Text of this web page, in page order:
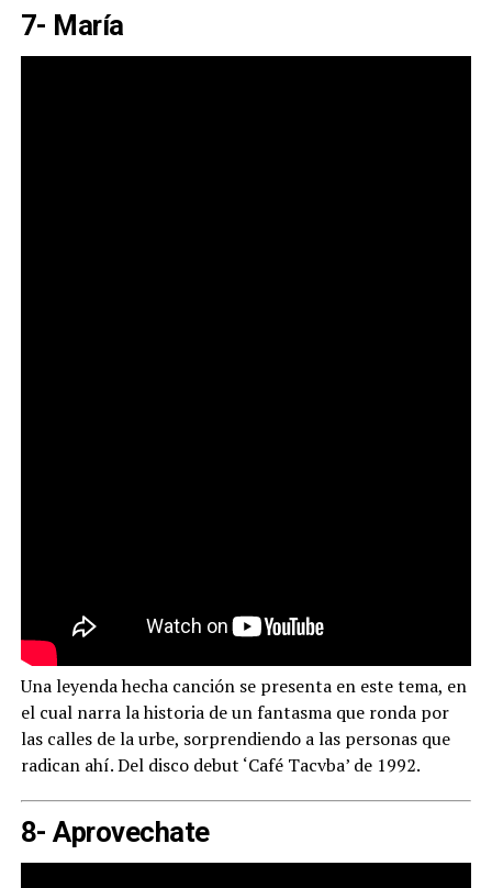
7- María
Una leyenda hecha canción se presenta en este tema, en
el cual narra la historia de un fantasma que ronda por
las calles de la urbe, sorprendiendo a las personas que
radican ahí. Del disco debut ‘Café Tacvba’ de 1992.
8- Aprovechate